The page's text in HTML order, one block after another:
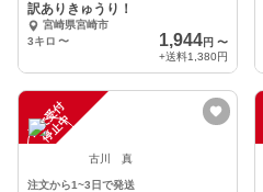
訳ありきゅうり！
宮崎県宮崎市
3キロ 〜 1,944円 〜
+送料1,380円
注
文
受
付
停
止
中
古川 真
注文から1~3日で発送